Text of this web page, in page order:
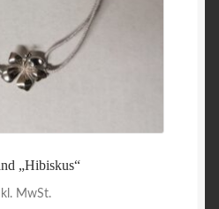
„Hibiskus“
MwSt.